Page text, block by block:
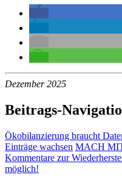
Dezember 2025
Beitrags-
Ökobilanzierung braucht
Einträge wachsen MACH
Kommentare zur
möglich!